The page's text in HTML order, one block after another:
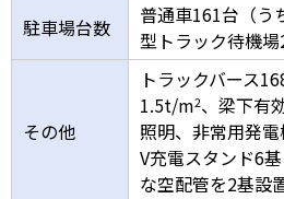
駐車場台数
普通車161台（う
型トラック待機
その他
トラックバース
1.5t/m2、梁下有
照明、非常用発
V充電スタンド6
な空配管を2基設置